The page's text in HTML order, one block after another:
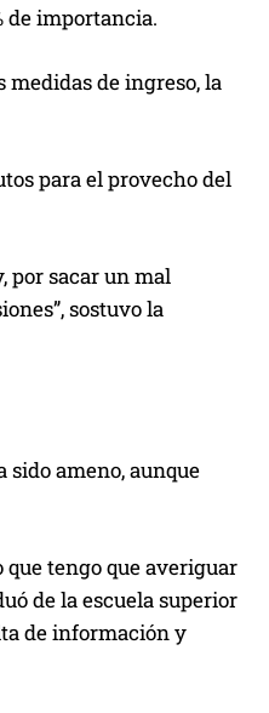
de importancia.
de ingreso, la
para el provecho del
por sacar un mal
sostuvo la
sido ameno, aunque
tengo que averiguar
de la escuela superior
de información y